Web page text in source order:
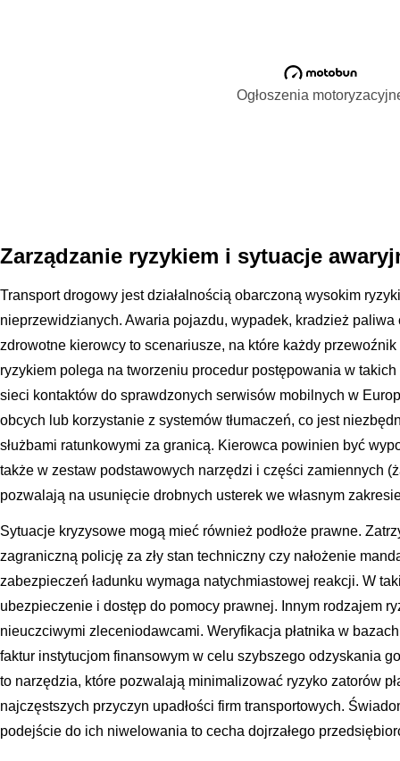
Ogłoszenia
Zarządzanie ryzykiem i sytuacje
Transport drogowy jest działalnością obarczoną wysokim
nieprzewidzianych. Awaria pojazdu, wypadek, kradzież paliwa
zdrowotne kierowcy to scenariusze, na które każdy
ryzykiem polega na tworzeniu procedur postępowania w
sieci kontaktów do sprawdzonych serwisów mobilnych w
obcych lub korzystanie z systemów tłumaczeń, co jest
służbami ratunkowymi za granicą. Kierowca powinien być
także w zestaw podstawowych narzędzi i części zamiennych
pozwalają na usunięcie drobnych usterek we własnym
Sytuacje kryzysowe mogą mieć również podłoże prawne.
zagraniczną policję za zły stan techniczny czy nałożenie
zabezpieczeń ładunku wymaga natychmiastowej reakcji. W
ubezpieczenie i dostęp do pomocy prawnej. Innym rodzajem
nieuczciwymi zleceniodawcami. Weryfikacja płatnika w
faktur instytucjom finansowym w celu szybszego odzyskania
to narzędzia, które pozwalają minimalizować ryzyko zatorów
najczęstszych przyczyn upadłości firm transportowych.
podejście do ich niwelowania to cecha dojrzałego